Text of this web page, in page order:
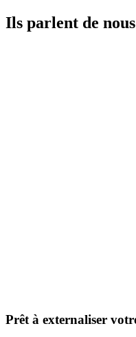
Ils parlent de
Prêt à externaliser